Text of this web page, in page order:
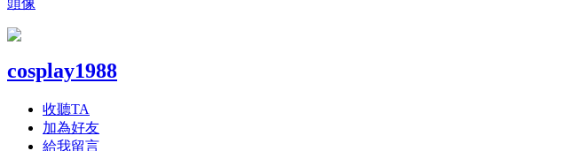
cosplay1988
收聽TA
加為好友
給我留言